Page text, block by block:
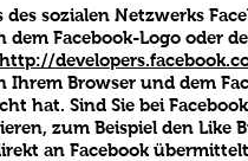
sozialen Netzwerks
dem Facebook-Logo oder
http://
Browser und dem
hat. Sind Sie bei
zum Beispiel den
an Facebook